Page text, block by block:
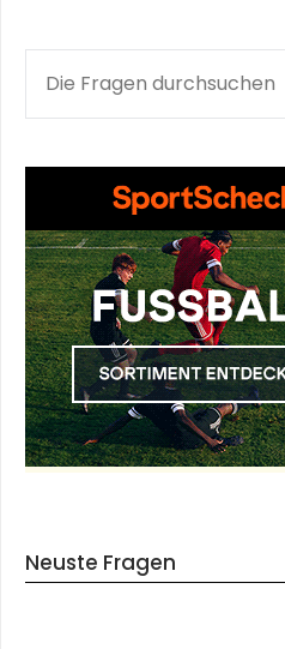
Neuste Fragen